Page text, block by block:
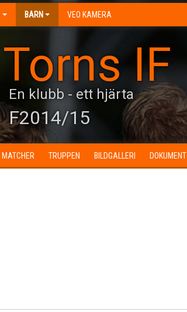
BARN VEO KAMERA
Torns IF
En klubb - ett hjärta
F2014/15
MATCHER TRUPPEN BILDGALLERI DOKUMENT